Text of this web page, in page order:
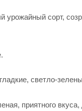
урожайный сорт,
светло-
приятного